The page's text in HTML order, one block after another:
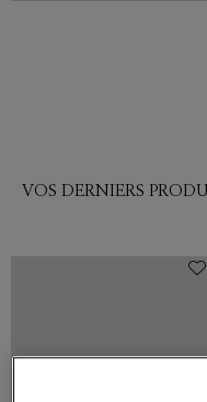
VOS DERNIERS